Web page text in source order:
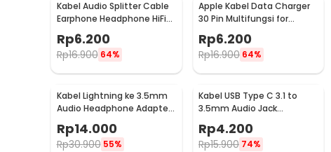
Kabel Audio Splitter Cable
Earphone Headphone HiFi
3.5mm to 2x3.5mm - AV115
Rp6.200
Rp16.900 64%
Apple Kabel Data Charger
30 Pin Multifungsi for
iPhone iPad iPod 1M - S-
IPAD
Rp6.200
Rp16.900 64%
Kabel Lightning ke 3.5mm
Audio Headphone Adapter
Rp14.000
Rp30.900 55%
Kabel USB Type C 3.1 to
3.5mm Audio Jack
L41
Rp4.200
Rp15.900 74%